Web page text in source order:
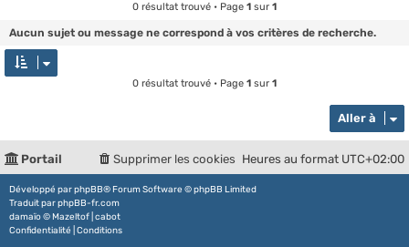
0 résultat trouvé • Page 1 sur 1
Aucun sujet ou message ne correspond à vos critères de recherche.
0 résultat trouvé • Page 1 sur 1
Aller à
Portail Heures au format UTC+02:00
Supprimer les cookies
Développé parphpBB® Forum Software © phpBB Limited
Traduit parphpBB-fr.com
damaïo © Mazeltof cabot
Confidentialité Conditions